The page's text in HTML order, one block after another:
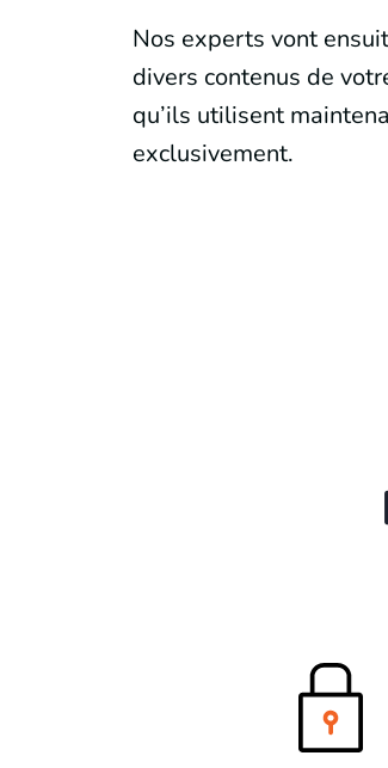
Nos experts vont
divers contenus de
qu’ils utilisent
exclusivement.